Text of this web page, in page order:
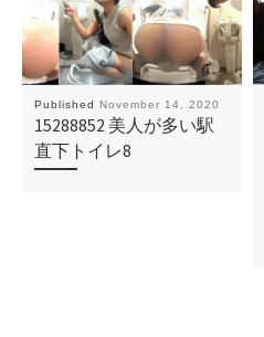
Published November 14, 2020
15288852 美人が多い駅
直下トイレ8